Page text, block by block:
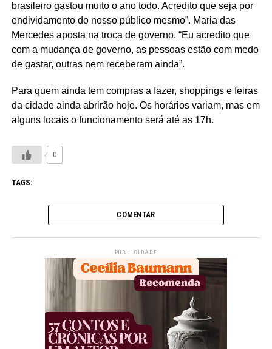
brasileiro gastou muito o ano todo. Acredito que seja por
endividamento do nosso público mesmo”. Maria das
Mercedes aposta na troca de governo. “Eu acredito que
com a mudança de governo, as pessoas estão com medo
de gastar, outras nem receberam ainda”.
Para quem ainda tem compras a fazer, shoppings e feiras
da cidade ainda abrirão hoje. Os horários variam, mas em
alguns locais o funcionamento será até as 17h.
0
TAGS:
COMENTAR
PUBLICIDADE